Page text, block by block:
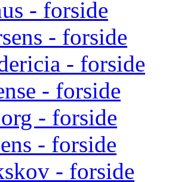
- forside
- forside
- forside
- forside
- forside
- forside
- forside